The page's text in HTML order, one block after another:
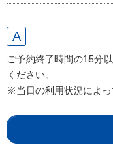
ご予約終了時間の15分
ください。
※当日の利用状況によっ